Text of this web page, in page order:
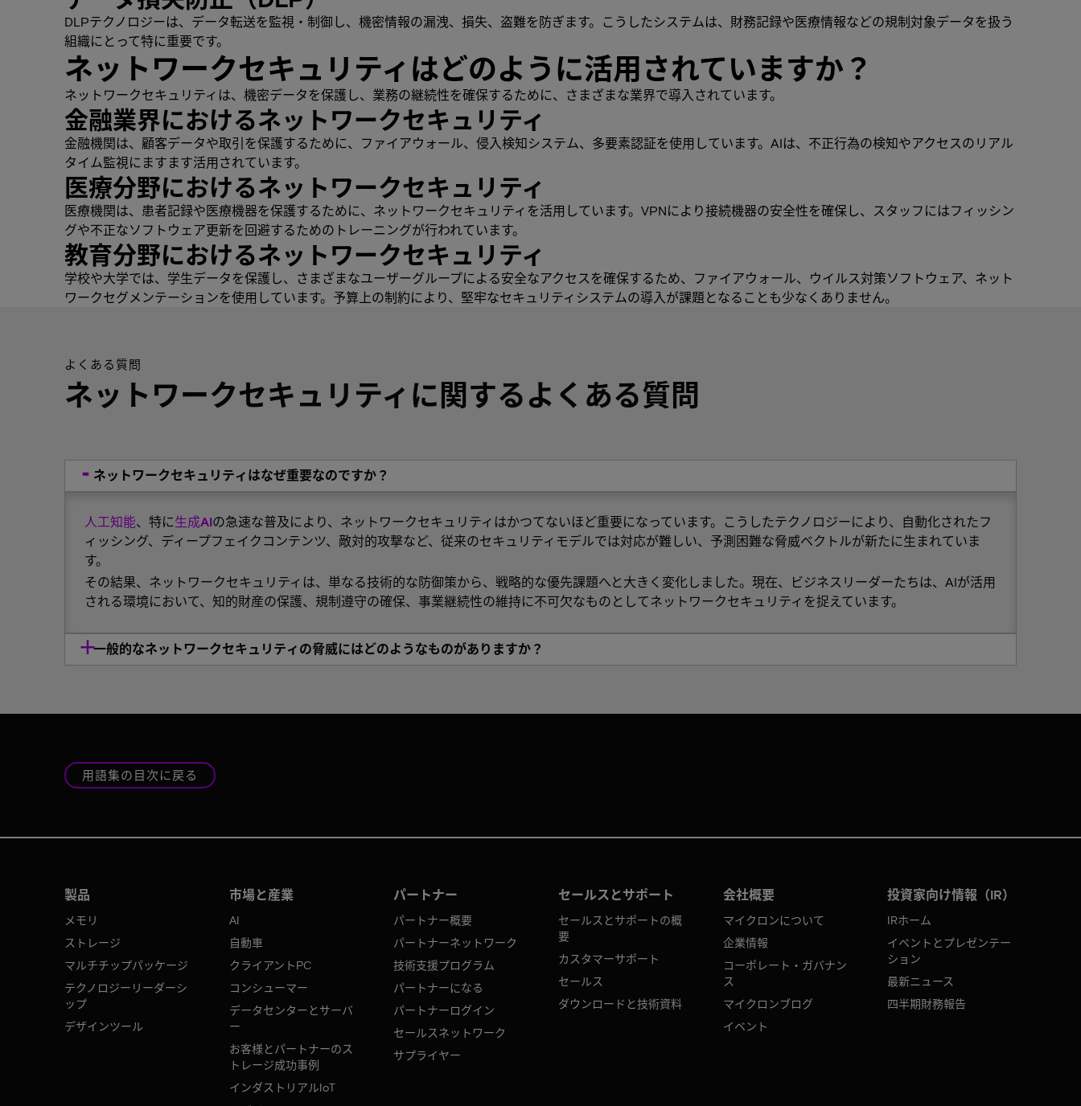
DLPテクノロジーは、データ転送を監視・制御し、機密情報の漏洩、損失、盗難を防ぎます。こうしたシステムは、財務記録や医療情報などの規制対象データを扱う
組織にとって特に重要です。
ネットワークセキュリティはどのように活用されていますか？
ネットワークセキュリティは、機密データを保護し、業務の継続性を確保するために、さまざまな業界で導入されています。
金融業界におけるネットワークセキュリティ
金融機関は、顧客データや取引を保護するために、ファイアウォール、侵入検知システム、多要素認証を使用しています。AIは、不正行為の検知やアクセスのリアル
タイム監視にますます活用されています。
医療分野におけるネットワークセキュリティ
医療機関は、患者記録や医療機器を保護するために、ネットワークセキュリティを活用しています。VPNにより接続機器の安全性を確保し、スタッフにはフィッシン
グや不正なソフトウェア更新を回避するためのトレーニングが行われています。
教育分野におけるネットワークセキュリティ
学校や大学では、学生データを保護し、さまざまなユーザーグループによる安全なアクセスを確保するため、ファイアウォール、ウイルス対策ソフトウェア、ネット
ワークセグメンテーションを使用しています。予算上の制約により、堅牢なセキュリティシステムの導入が課題となることも少なくありません。
よくある質問
ネットワークセキュリティに関するよくある質問
ネットワークセキュリティはなぜ重要なのですか？
人工知能、特に生成AIの急速な普及により、ネットワークセキュリティはかつてないほど重要になっています。こうしたテクノロジーにより、自動化されたフ
ィッシング、ディープフェイクコンテンツ、敵対的攻撃など、従来のセキュリティモデルでは対応が難しい、予測困難な脅威ベクトルが新たに生まれていま
す。
その結果、ネットワークセキュリティは、単なる技術的な防御策から、戦略的な優先課題へと大きく変化しました。現在、ビジネスリーダーたちは、AIが活用
される環境において、知的財産の保護、規制遵守の確保、事業継続性の維持に不可欠なものとしてネットワークセキュリティを捉えています。
一般的なネットワークセキュリティの脅威にはどのようなものがありますか？
用語集の目次に戻る
製品
メモリ
ストレージ
マルチチップパッケージ
テクノロジーリーダーシ
ップ
デザインツール
市場と産業
AI
自動車
クライアントPC
コンシューマー
データセンターとサーバ
ー
お客様とパートナーのス
トレージ成功事例
インダストリアルIoT
パートナー
パートナー概要
パートナーネットワーク
技術支援プログラム
パートナーになる
パートナーログイン
セールスネットワーク
サプライヤー
セールスとサポート
セールスとサポートの概
要
カスタマーサポート
セールス
ダウンロードと技術資料
会社概要
マイクロンについて
企業情報
コーポレート・ガバナン
ス
マイクロンブログ
イベント
投資家向け情報（IR）
IRホーム
イベントとプレゼンテー
ション
最新ニュース
四半期財務報告